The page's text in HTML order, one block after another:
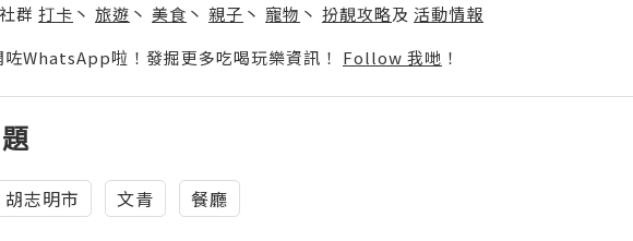
群 打卡 丶 旅遊 丶 美食 丶 親子 丶 寵物 丶 扮靚攻略及 活動情報
WhatsApp啦！發掘更多吃喝玩樂資訊！ Follow 我哋 ！
胡志明市 文青 餐廳